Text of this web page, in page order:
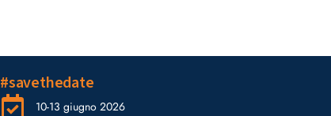
#savethedate
10-13 giugno 2026